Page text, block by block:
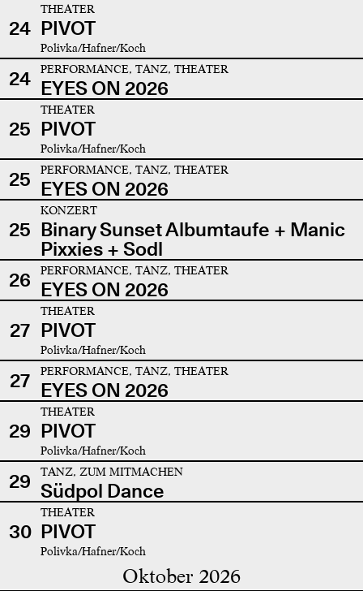
24
THEATER
PIVOT
Polivka/Hafner/Koch
24 PERFORMANCE, TANZ, THEATER
EYES ON 2026
25
THEATER
PIVOT
Polivka/Hafner/Koch
25 PERFORMANCE, TANZ, THEATER
EYES ON 2026
25
KONZERT
Binary Sunset Albumtaufe + Manic
Pixxies + Sodl
26
PERFORMANCE, TANZ, THEATER
EYES ON 2026
27
THEATER
PIVOT
Polivka/Hafner/Koch
27 PERFORMANCE, TANZ, THEATER
EYES ON 2026
29
THEATER
PIVOT
Polivka/Hafner/Koch
29 TANZ, ZUM MITMACHEN
Südpol Dance
30
THEATER
PIVOT
Polivka/Hafner/Koch
Oktober 2026